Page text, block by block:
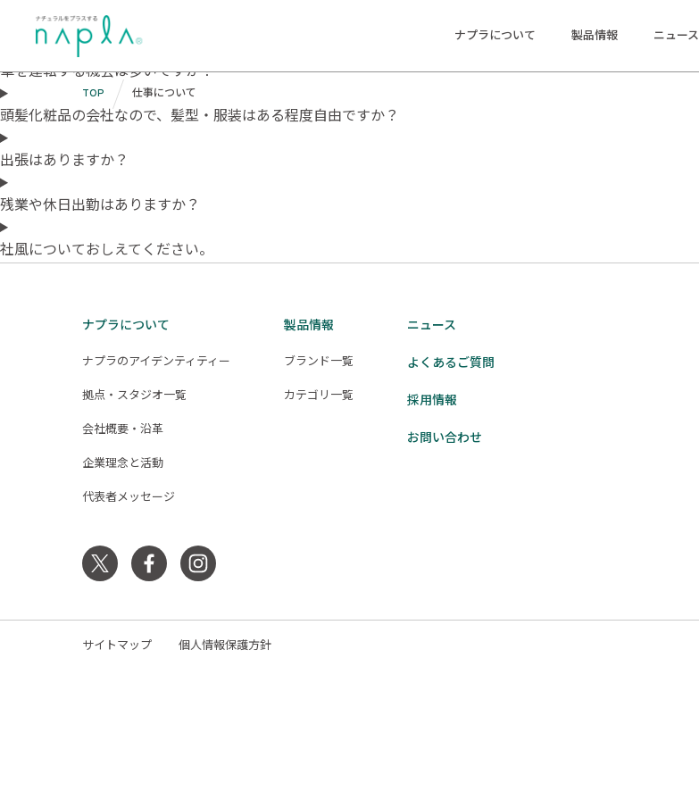
ナプラについて 製品情報 ニュース
採用FAQカテゴリ:
車を運転する機会は多いですか？
頭髪化粧品の会社なので、髪型・服装はある程度自由ですか？
出張はありますか？
残業や休日出勤はありますか？
社風についておしえてください。
TOP 仕事について
ナプラについて
ナプラのアイデンティティー
拠点・スタジオ一覧
会社概要・沿革
企業理念と活動
代表者メッセージ
製品情報
ブランド一覧
カテゴリ一覧
ニュース
よくあるご質問
採用情報
お問い合わせ
サイトマップ 個人情報保護方針